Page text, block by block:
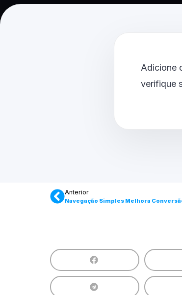
Adicione
verifique
Anterior
Navegação Simples Melhora